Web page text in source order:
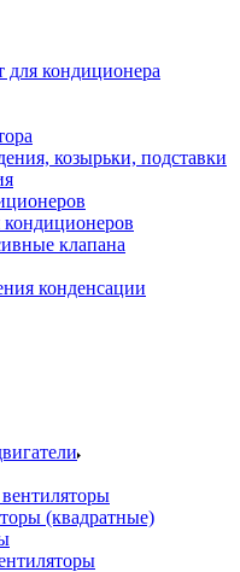
кондиционера
козырьки, подставки
клапана
конденсации
(квадратные)